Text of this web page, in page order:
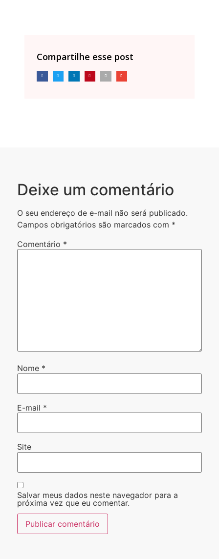
Compartilhe esse post
Deixe um comentário
O seu endereço de e-mail não será publicado.
Campos obrigatórios são marcados com *
Comentário *
Nome *
E-mail *
Site
Salvar meus dados neste navegador para a
próxima vez que eu comentar.